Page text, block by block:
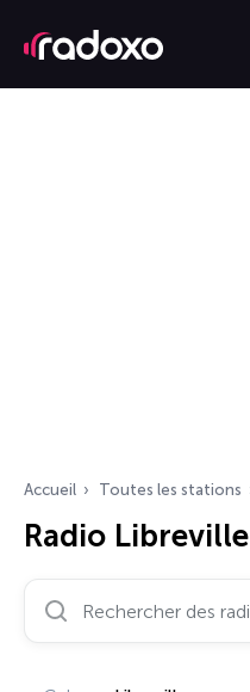
Accueil Toutes les stations
Radio Libreville
Rechercher des radios…